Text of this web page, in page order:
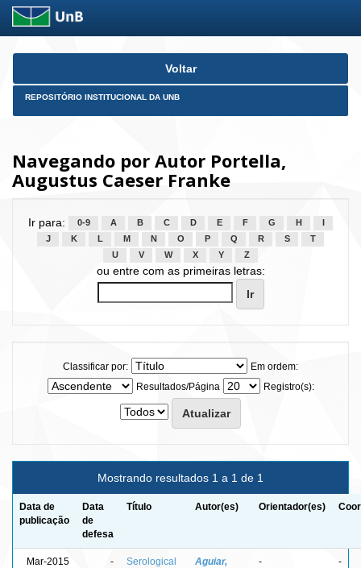
Skip
Voltar
REPOSITÓRIO INSTITUCIONAL DA UNB
Navegando por Autor Portella,
Augustus Caeser Franke
Ir para: 0-9 A B C D E F G H
J
K L M N O P Q R S
T
U
V W X Y Z
ou entre com as primeiras letras:
Classificar por:
Em ordem:
Resultados/Página
Registro(s):
Mostrando resultados 1 a 1 de 1
Data de
publicação
Data
de
defesa
Título Autor(es) Orientador(es)
Mar-2015 -
Serological
Aguiar,
- -